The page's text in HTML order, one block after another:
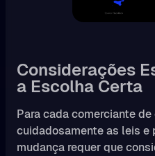
Considerações
a Escolha Certa
Para cada comerciante
cuidadosamente as leis
mudança requer que